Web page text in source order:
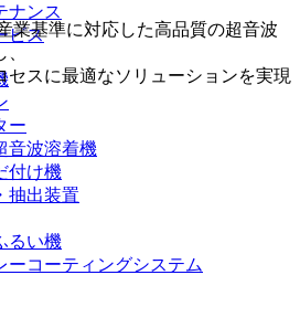
ナンス
ビス
ー
音波溶着機
付け機
抽出装置
るい機
ーコーティングシステム
業基準に対応した高品質の超音波
セスに最適なソリューションを実現